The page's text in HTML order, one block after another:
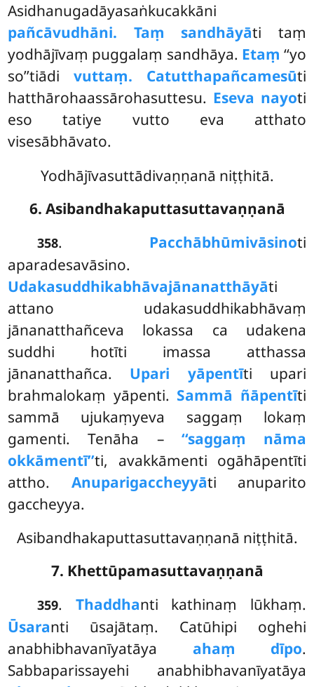
Asidhanugadāyasaṅkucakkāni
pañcāvudhāni. Taṃ sandhāyāti taṃ
yodhājīvaṃ puggalaṃ sandhāya. Etaṃ ‘‘yo
so’’tiādi vuttaṃ. Catutthapañcamesūti
hatthārohaassārohasuttesu. Eseva nayoti
eso tatiye vutto eva atthato
visesābhāvato.
Yodhājīvasuttādivaṇṇanā niṭṭhitā.
6. Asibandhakaputtasuttavaṇṇanā
358. Pacchābhūmivāsinoti
aparadesavāsino.
Udakasuddhikabhāvajānanatthāyāti
attano udakasuddhikabhāvaṃ
jānanatthañceva lokassa ca udakena
suddhi hotīti imassa atthassa
jānanatthañca. Upari yāpentīti upari
brahmalokaṃ yāpenti. Sammā ñāpentīti
sammā ujukaṃyeva saggaṃ lokaṃ
gamenti. Tenāha – ‘‘saggaṃ nāma
okkāmentī’’ti, avakkāmenti ogāhāpentīti
attho. Anuparigaccheyyāti anuparito
gaccheyya.
Asibandhakaputtasuttavaṇṇanā niṭṭhitā.
7. Khettūpamasuttavaṇṇanā
359. Thaddhanti kathinaṃ lūkhaṃ.
Ūsaranti ūsajātaṃ. Catūhipi oghehi
anabhibhavanīyatāya ahaṃ dīpo.
Sabbaparissayehi anabhibhavanīyatāya